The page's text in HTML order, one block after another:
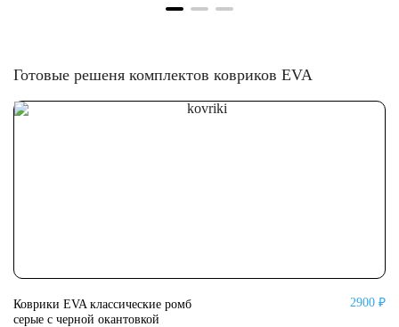
Готовые решеня комплектов ковриков EVA
Коврики EVA классические ромб
серые с черной окантовкой
2900 ₽